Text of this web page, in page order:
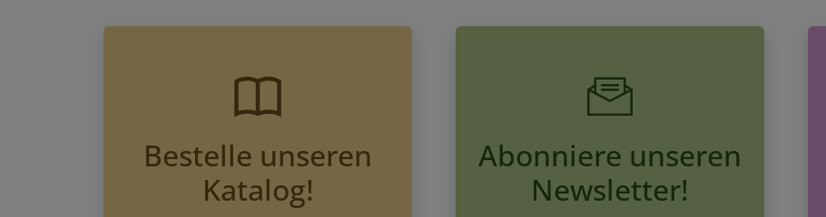
Bestelle unseren
Katalog!
Abonniere unseren
Newsletter!